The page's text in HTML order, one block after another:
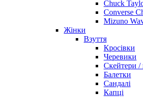
Chuck
Converse
Mizuno
Жінки
Взуття
Кросівки
Черевики
Скейтери /
Балетки
Сандалі
Капці